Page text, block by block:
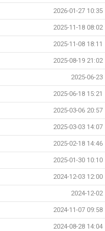
2026-01-27 10:35
2025-11-18 08:02
2025-11-08 18:11
2025-08-19 21:02
2025-06-23
2025-06-18 15:21
2025-03-06 20:57
2025-03-03 14:07
2025-02-18 14:46
2025-01-30 10:10
2024-12-03 12:00
2024-12-02
2024-11-07 09:58
2024-08-28 14:04